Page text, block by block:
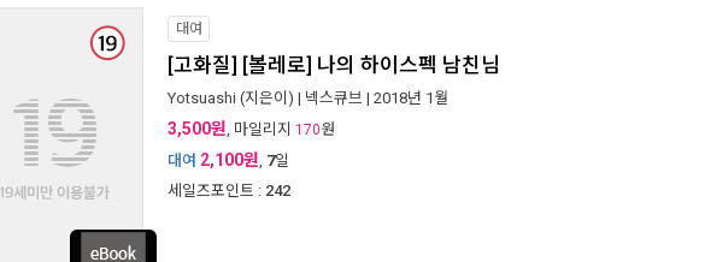
대여
[고화질] [볼레로] 나의 하이스펙 남친님
Yotsuashi (지은이) | 넥스큐브 | 2018년 1월
3,500원, 마일리지 170원
대여 2,100원, 7일
세일즈포인트 : 242